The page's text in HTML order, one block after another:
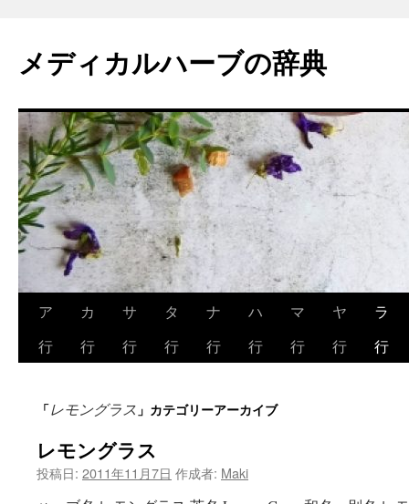
メディカルハーブの辞典
ン
へ
ア
行
カ
行
サ
行
タ
行
ナ
行
ハ
行
マ
行
ヤ
行
ラ
行
「レモングラス 」カテゴリーアーカイブ
レモングラス
投稿日: 2011年11月7日 作成者: Maki